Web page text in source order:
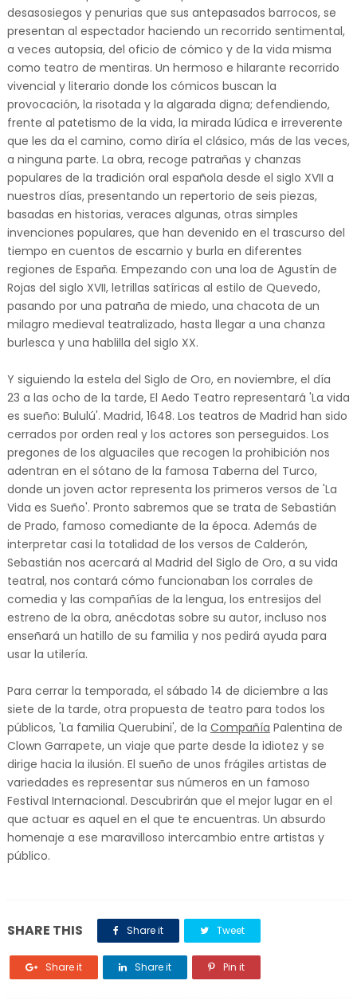
desasosiegos y penurias que sus antepasados barrocos, se
presentan al espectador haciendo un recorrido sentimental,
a veces autopsia, del oficio de cómico y de la vida misma
como teatro de mentiras. Un hermoso e hilarante recorrido
vivencial y literario donde los cómicos buscan la
provocación, la risotada y la algarada digna; defendiendo,
frente al patetismo de la vida, la mirada lúdica e irreverente
que les da el camino, como diría el clásico, más de las veces,
a ninguna parte. La obra, recoge patrañas y chanzas
populares de la tradición oral española desde el siglo XVII a
nuestros días, presentando un repertorio de seis piezas,
basadas en historias, veraces algunas, otras simples
invenciones populares, que han devenido en el trascurso del
tiempo en cuentos de escarnio y burla en diferentes
regiones de España. Empezando con una loa de Agustín de
Rojas del siglo XVII, letrillas satíricas al estilo de Quevedo,
pasando por una patraña de miedo, una chacota de un
milagro medieval teatralizado, hasta llegar a una chanza
burlesca y una hablilla del siglo XX.
Y siguiendo la estela del Siglo de Oro, en noviembre, el día
23 a las ocho de la tarde, El Aedo Teatro representará 'La vida
es sueño: Bululú'. Madrid, 1648. Los teatros de Madrid han sido
cerrados por orden real y los actores son perseguidos. Los
pregones de los alguaciles que recogen la prohibición nos
adentran en el sótano de la famosa Taberna del Turco,
donde un joven actor representa los primeros versos de 'La
Vida es Sueño'. Pronto sabremos que se trata de Sebastián
de Prado, famoso comediante de la época. Además de
interpretar casi la totalidad de los versos de Calderón,
Sebastián nos acercará al Madrid del Siglo de Oro, a su vida
teatral, nos contará cómo funcionaban los corrales de
comedia y las compañías de la lengua, los entresijos del
estreno de la obra, anécdotas sobre su autor, incluso nos
enseñará un hatillo de su familia y nos pedirá ayuda para
usar la utilería.
Para cerrar la temporada, el sábado 14 de diciembre a las
siete de la tarde, otra propuesta de teatro para todos los
públicos, 'La familia Querubini', de la Compañía Palentina de
Clown Garrapete, un viaje que parte desde la idiotez y se
dirige hacia la ilusión. El sueño de unos frágiles artistas de
variedades es representar sus números en un famoso
Festival Internacional. Descubrirán que el mejor lugar en el
que actuar es aquel en el que te encuentras. Un absurdo
homenaje a ese maravilloso intercambio entre artistas y
público.
SHARE THIS Share it Tweet
Share it Share it Pin it